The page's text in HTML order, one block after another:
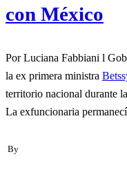
con México
Por Luciana Fabbiani l Gobierno peruano otorgó el salvoconducto a
la ex primera ministra
territorio nacional durante
La exfuncionaria
By